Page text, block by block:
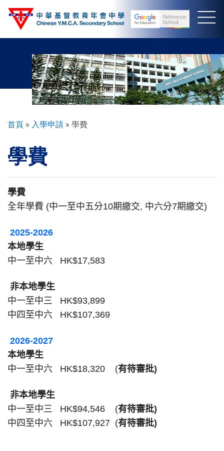
導
連
結
首頁 入學申請 學費
學費
學費
全年學費 (中一至中五分10期繳交, 中六分7期繳交)
2025-2026
本地學生
中一至中六 HK$17,583
非本地學生
中一至中三 HK$93,899
中四至中六 HK$107,369
2026-2027
本地學生
中一至中六 HK$18,320 (有待審批)
非本地學生
中一至中三 HK$94,546 (有待審批)
中四至中六 HK$107,927 (有待審批)